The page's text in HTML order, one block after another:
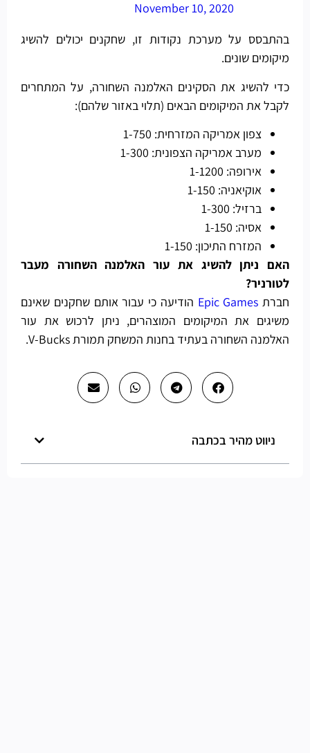
November 10, 2020
בהתבסס על מערכת נקודות זו, שחקנים יכולים להשיג
מיקומים שונים.
כדי להשיג את הסקינים האלמנה השחורה, על המתחרים
לקבל את המיקומים הבאים (תלוי באזור שלהם):
צפון אמריקה המזרחית: 1-750
מערב אמריקה הצפונית: 1-300
אירופה: 1-1200
אוקיאניה: 1-150
ברזיל: 1-300
אסיה: 1-150
המזרח התיכון: 1-150
האם ניתן להשיג את עור האלמנה השחורה מעבר
לטורניר?
חברת Epic Games הודיעה כי עבור אותם שחקנים שאינם
משיגים את המיקומים המוצהרים, ניתן לרכוש את עור
האלמנה השחורה בעתיד בחנות המשחק תמורת V-Bucks.
ניווט מהיר בכתבה